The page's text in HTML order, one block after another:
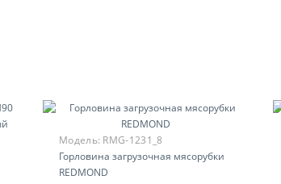
Модель: RMG-1231_8
Горловина загрузочная мясорубки
REDMOND